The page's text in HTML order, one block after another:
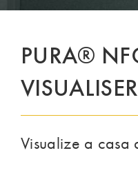
PURA®
VISUALISER
Visualize a casa